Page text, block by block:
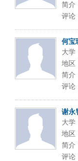
简介
评论
何宝
大学
地区
简介
评论
谢永
大学
地区
简介
评论